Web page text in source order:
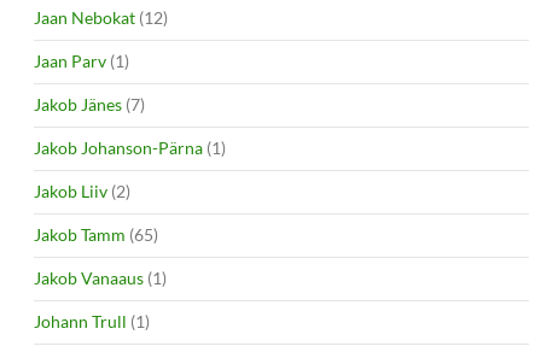
Jaan Nebokat (12)
Jaan Parv (1)
Jakob Jänes (7)
Jakob Johanson-Pärna (1)
Jakob Liiv (2)
Jakob Tamm (65)
Jakob Vanaaus (1)
Johann Trull (1)